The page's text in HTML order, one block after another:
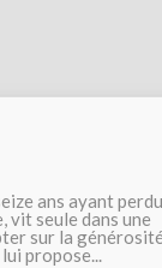
ans ayant perdu
vit seule dans une
sur la
propose...